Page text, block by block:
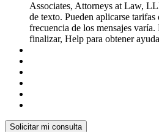
Associates, Attorneys at Law,
de texto. Pueden aplicarse tarifas
frecuencia de los mensajes varía.
finalizar, Help para obtener